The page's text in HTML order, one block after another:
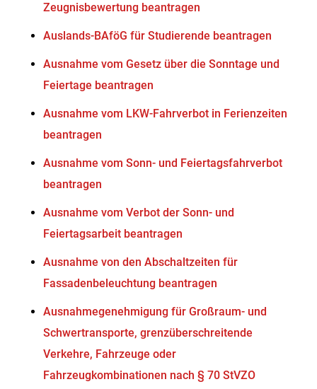
Zeugnisbewertung beantragen
Auslands-BAföG für Studierende beantragen
Ausnahme vom Gesetz über die Sonntage und
Feiertage beantragen
Ausnahme vom LKW-Fahrverbot in Ferienzeiten
beantragen
Ausnahme vom Sonn- und Feiertagsfahrverbot
beantragen
Ausnahme vom Verbot der Sonn- und
Feiertagsarbeit beantragen
Ausnahme von den Abschaltzeiten für
Fassadenbeleuchtung beantragen
Ausnahmegenehmigung für Großraum- und
Schwertransporte, grenzüberschreitende
Verkehre, Fahrzeuge oder
Fahrzeugkombinationen nach § 70 StVZO